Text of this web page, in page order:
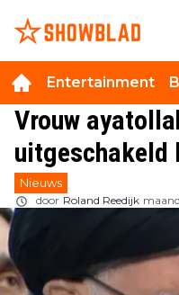
Entertainment
Vrouw
uitgeschakeld
Nieuws
door Roland Reedijk